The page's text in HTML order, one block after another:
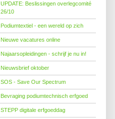
UPDATE: Beslissingen overlegcomité
26/10
Podiumtextiel - een wereld op zich
Nieuwe vacatures online
Najaarsopleidingen - schrijf je nu in!
Nieuwsbrief oktober
SOS - Save Our Spectrum
Bevraging podiumtechnisch erfgoed
STEPP digitale erfgoeddag